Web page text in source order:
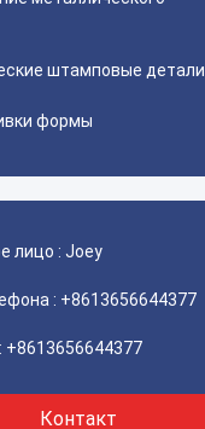
штамповые детали
формы
лицо : Joey
: +8613656644377
+8613656644377
Контакт